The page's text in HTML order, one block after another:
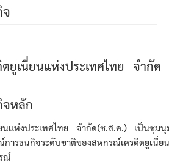
ยูเนี่ยนแห่งประเทศไทย จำกัด
จหลัก
แห่งประเทศไทย จำกัด(ช.ส.ค.) เป็นชุม
การธนกิจระดับชาติของสหกรณ์เครดิตยู
ณ์